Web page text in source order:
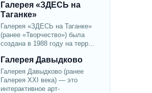
Галерея «ЗДЕСЬ на
Таганке»
Галерея «ЗДЕСЬ на Таганке»
(ранее «Творчество») была
создана в 1988 году на терр...
Галерея Давыдково
Галерея Давыдково (ранее
Галерея XXI века) — это
интерактивное арт-